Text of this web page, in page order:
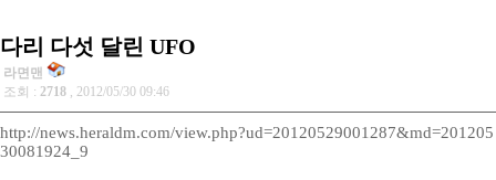
다리 다섯 달린 UFO
라면맨
조회 : 2718 , 2012/05/30 09:46
http://news.heraldm.com/view.php?ud=20120529001287&md=201205
30081924_9